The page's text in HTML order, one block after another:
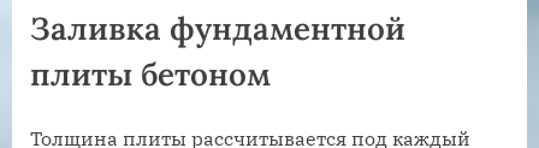
Заливка фундаментной
плиты бетоном
Толщина плиты рассчитывается под каждый